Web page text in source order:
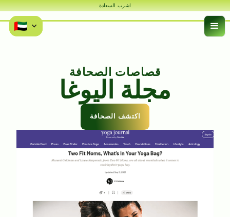
اشرب السعادة
قصاصات الصحافة
مجلة اليوغا
اكتشف الصحافة